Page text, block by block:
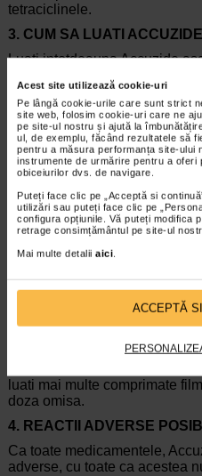
Acest site utilizează cookie-uri
Pe lângă cookie-urile care sunt strict
site web, folosim cookie-uri care ne
pe site-ul nostru și ajută la
ul, de exemplu, făcând rezultatele să
pentru a măsura performanța site-ului
instrumente de urmărire pentru a oferi
obiceiurilor dvs. de navigare.
Puteți face clic pe „Acceptă si
utilizări sau puteți face clic pe
configura opțiunile. Vă puteți modifica
retrage consimțământul pe site-ul
Mai multe detalii aici.
ACCEPTĂ
tetraciclinele.
3. CUM SA LUATI ACCUZIDE
Luati intotdeauna Accuzide
dumneavoastra sau cu
Doza obisnuita este de un
necesar, medicul poate
prescrierea comprimatelor de
Forte Plus. Daca aveti
prea puternic sau prea slab,
dumneavoastra sau
Comprimatele se inghit cu o
Este bine sa luati
Daca luati mai mult decat
Daca luati prea multe
sau adresati-va imediat celui
Daca uitati sa luati ACCUZIDE
Luati urmatorul comprimat
luati mai multe comprimate
doza omisa.
4. REACTII ADVERSE
Ca toate medicamentele,
adverse, cu toate ca acestea